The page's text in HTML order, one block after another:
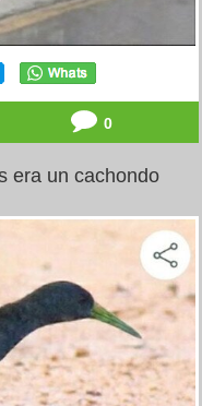
0
era un cachondo